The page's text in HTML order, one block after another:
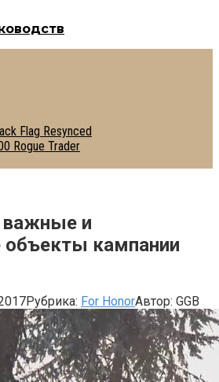
Flag Resynced
Rogue Trader
важные и
кампании
Рубрика: For HonorАвтор: GGB